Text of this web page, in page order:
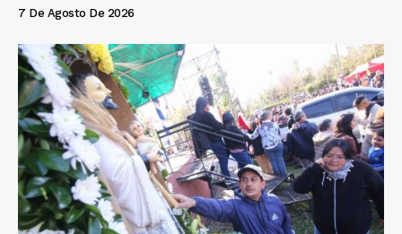
7 De Agosto De 2026